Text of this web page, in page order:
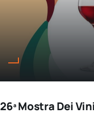
26ª Mostra Dei